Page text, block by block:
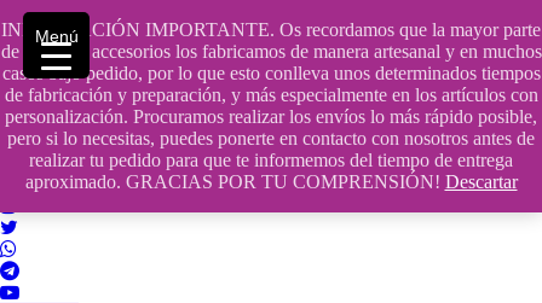
INFORMACIÓN IMPORTANTE. Os recordamos que la mayor parte
de nuestros accesorios los fabricamos de manera artesanal y en muchos
casos bajo pedido, por lo que esto conlleva unos determinados tiempos
de fabricación y preparación, y más especialmente en los artículos con
personalización. Procuramos realizar los envíos lo más rápido posible,
pero si lo necesitas, puedes ponerte en contacto con nosotros antes de
realizar tu pedido para que te informemos del tiempo de entrega
aproximado. GRACIAS POR TU COMPRENSIÓN! Descartar
Saltar
contenido
609241475 SOLO DE 10:00 a 14:00
info@hobbyaescala.com
San Fernando de Henares
10:00 - 14:00
Menú